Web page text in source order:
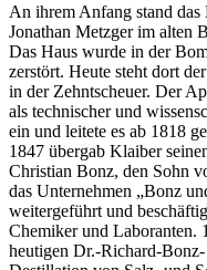
An ihrem Anfang stand das
Jonathan Metzger im alten
Das Haus wurde in der
zerstört. Heute steht dort
in der Zehntscheuer. Der
als technischer und
ein und leitete es ab 1818
1847 übergab Klaiber
Christian Bonz, den Sohn
das Unternehmen „Bonz
weitergeführt und
Chemiker und Laboranten.
heutigen Dr.-Richard-